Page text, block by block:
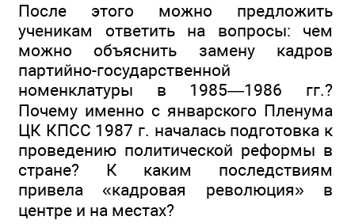
После этого можно предложить
ученикам ответить на вопросы: чем
можно объяснить замену кадров
партийно-государственной
номенклатуры в 1985—1986 гг.?
Почему именно с январского Пленума
ЦК КПСС 1987 г. началась подготовка к
проведению политической реформы в
стране? К каким последствиям
привела «кадровая революция» в
центре и на местах?